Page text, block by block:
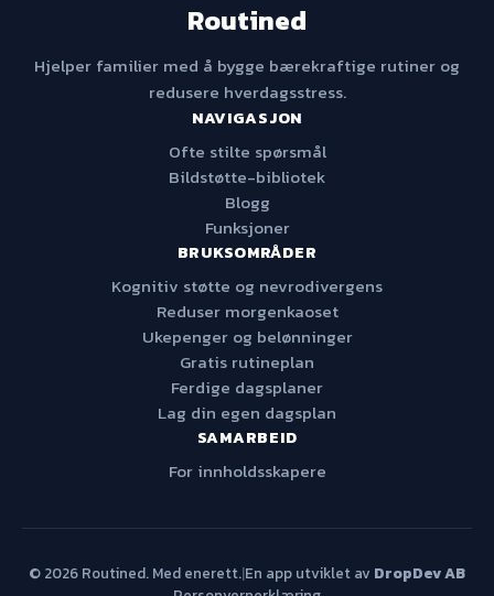
Routined
Hjelper familier med å bygge bærekraftige rutiner og
redusere hverdagsstress.
NAVIGASJON
Ofte stilte spørsmål
Bildstøtte-bibliotek
Blogg
Funksjoner
BRUKSOMRÅDER
Kognitiv støtte og nevrodivergens
Reduser morgenkaoset
Ukepenger og belønninger
Gratis rutineplan
Ferdige dagsplaner
Lag din egen dagsplan
SAMARBEID
For innholdsskapere
© 2026 Routined. Med enerett.|En app utviklet av DropDev AB